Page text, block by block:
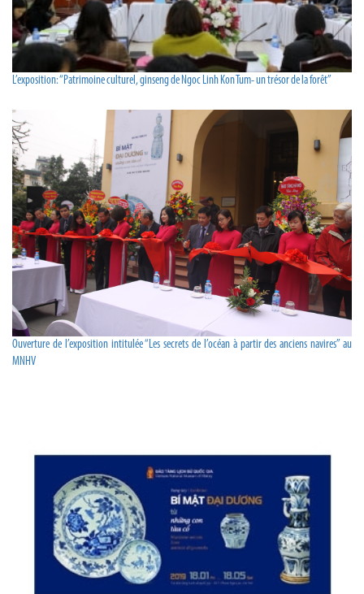
L’exposition: “Patrimoine culturel, ginseng de Ngoc Linh Kon Tum- un trésor de la forêt”
Ouverture de l’exposition intitulée “Les secrets de l’océan à partir des anciens navires” au
MNHV